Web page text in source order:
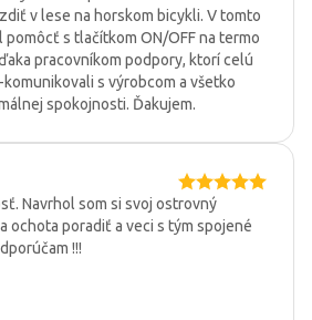
v lese na horskom bicykli. V tomto
s tlačítkom ON/OFF na termo
pracovníkom podpory, ktorí celú
s výrobcom a všetko
spokojnosti. Ďakujem.
Navrhol som si svoj ostrovný
ochota poradiť a veci s tým spojené
!!!